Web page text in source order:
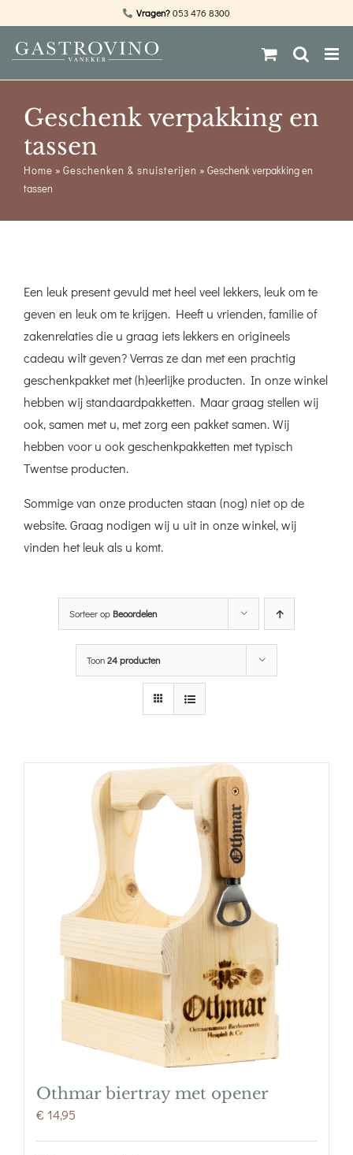
inhoud
Vragen?053 476 8300
Geschenk verpakking en
tassen
Home » Geschenken & snuisterijen » Geschenk verpakking en
tassen
Een leuk present gevuld met heel veel lekkers, leuk om te
geven en leuk om te krijgen. Heeft u vrienden, familie of
zakenrelaties die u graag iets lekkers en origineels
cadeau wilt geven? Verras ze dan met een prachtig
geschenkpakket met (h)eerlijke producten. In onze winkel
hebben wij standaardpakketten. Maar graag stellen wij
ook, samen met u, met zorg een pakket samen. Wij
hebben voor u ook geschenkpakketten met typisch
Twentse producten.
Sommige van onze producten staan (nog) niet op de
website. Graag nodigen wij u uit in onze winkel, wij
vinden het leuk als u komt.
Sorteer op Beoordelen
Toon24 producten
Othmar biertray met opener
€ 14,95